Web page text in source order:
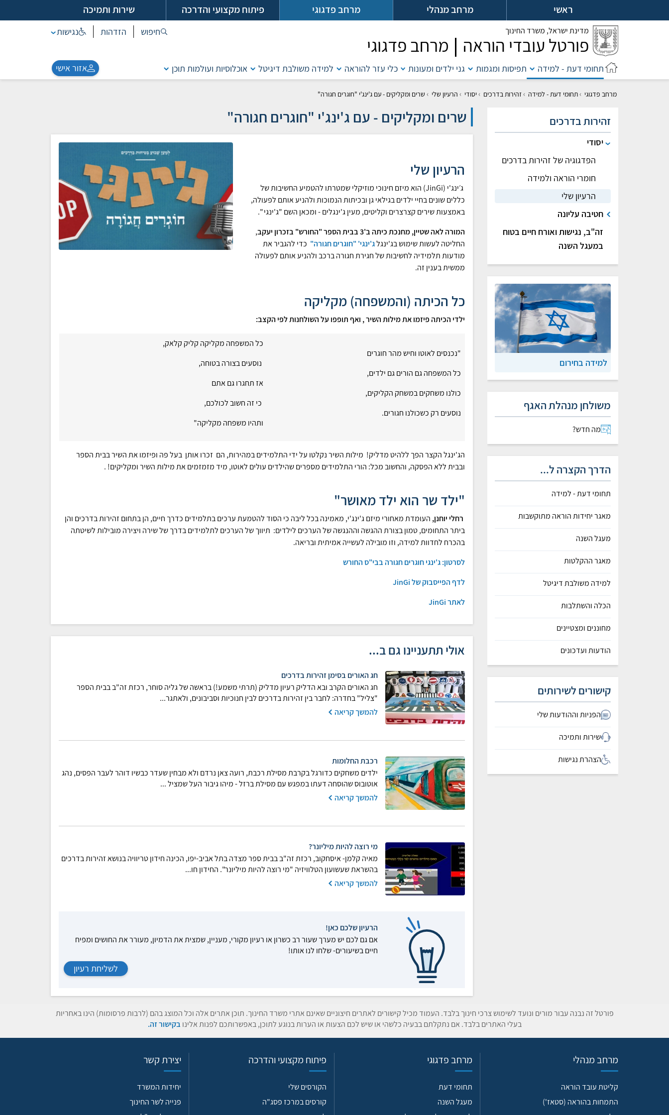
אל
ראשי מרחב מנהלי מרחב פדגוגי פיתוח מקצועי והדרכה שירות ותמיכה
מדינת ישראל, משרד החינוך
פורטל עובדי הוראה מרחב פדגוגי
חיפוש הזדהות נגישות
תחומי דעת - למידה תפיסות ומגמות גני ילדים ומעונות כלי עזר להוראה למידה משולבת דיגיטל אוכלוסיות ועולמות תוכן אזור אישי
מרחב פדגוגי ›תחומי דעת - למידה ›זהירות בדרכים ›יסודי › הרעיון שלי › שרים ומקליקים - עם ג'ינג'י "חוגרים חגורה"
שרים ומקליקים - עם ג'ינג'י "חוגרים חגורה"
הרעיון שלי
ג׳ינג'י (JinGi) הוא מיזם חינוכי מוזיקלי שמטרתו להטמיע החשיבות של
כללים שונים בחיי ילדים בגילאי גן ובכיתות הנמוכות ולהניע אותם לפעולה,
באמצעות שירים קצרצרים וקליטים, מעין ג'ינגלים - ומכאן השם "ג'ינגי ".
המורה לאה שטיין, מחנכת כיתה ב'3 בבית הספר "החורש" בזכרון יעקב
,
החליטה לעשות שימוש בג'ינגלג'ינגי' "חוגרים חגורה" כדי להגביר את
מודעות תלמידיה לחשיבות של חגירת חגורה ברכב ולהניע אותם לפעולה
ממשית בענין זה.
כל הכיתה (והמשפחה) מקליקה
ילדי הכיתה פיזמו את מילות השיר , ואף תופפו על השולחנות לפי הקצב:
"נכנסים לאוטו וחיש מהר חוגרים
כל המשפחה גם הורים גם ילדים,
כולנו משחקים במשחק הקליקים,
נוסעים רק כשכולנו חגורים.
כל המשפחה מקליקה קליק קלאק,
נוסעים בצורה בטוחה,
אז תחגרו גם אתם
כי זה חשוב לכולכם,
ותהיו משפחה מקליקה"
הג'ינגל הקצר הפך ללהיט מדליק! מילות השיר נקלטו על ידי התלמידים במהירות, הם זכרו אותן בעל פה ופיזמו את השיר בבית הספר
ובבית ללא הפסקה, והחשוב מכל: הורי התלמידים מספרים שהילדים עולים לאוטו, מיד מזמזמים את מילות השיר ומקליקים! .
"ילד שר הוא ילד מאושר"
רחלי יוחנן, העומדת מאחורי מיזם ג'ינג'י, מאמינה בכל ליבה כי הסוד להטמעת ערכים בתלמידים כדרך חיים, הן בתחום זהירות בדרכים והן
ביתר התחומים, טמון בצורת ההגשה וההנגשה של הערכים לילדים: תיווך של הערכים לתלמידים בדרך של שירה ויצירה מובילות לשיטתה
בהכרח לחדוות למידה, וזו מובילה לעשייה אמיתית ובריאה.
לסרטון: ג'ינגי חוגרים חגורה בבי"ס החורש
לדף הפייסבוק של JinGi
לאתר JinGi
אולי תתעניינו גם ב...
חג האורים בסימן זהירות בדרכים
חג האורים הקרב ובא הדליק רעיון מדליק (תרתי משמע!) בראשה של גליה סוחר, רכזת זה"ב בבית הספר
"צליל" בחדרה: לחבר בין זהירות בדרכים לבין חנוכיות וסביבונים, ולאתגר...
להמשך קריאה
רכבת החלומות
ילדים משחקים כדורגל בקרבת מסילת רכבת, רועה צאן נרדם ולא מבחין שעדר כבשיו דוהר לעבר הפסים, נהג
אוטובוס שהוסחה דעתו במפגש עם מסילת ברזל - מיהו גיבור העל שמציל ...
להמשך קריאה
מי רוצה להיות מיליונר?
מאיה קלמן- איסחקוב, רכזת זה"ב בבית ספר מצדה בתל אביב-יפו, הכינה חידון טריוויה בנושא זהירות בדרכים
בהשראת שעשועון הטלוויזיה "מי רוצה להיות מיליונר". החידון חו...
להמשך קריאה
הרעיון שלכם כאן!
אם גם לכם יש מערך שעור רב כשרון או רעיון מקורי, מעניין, שמצית את הדמיון, מעורר את החושים ומפיח
חיים בשיעורים- שלחו לנו אותו!
לשליחת רעיון
זהירות בדרכים
יסודי
הפדגוגיה של זהירות בדרכים
חומרי הוראה ולמידה
הרעיון שלי
חטיבה עליונה
זה"ב, נגישות ואורח חיים בטוח
במעגל השנה
למידה בחירום
משולחן מנהלת האגף
מה חדש?
הדרך הקצרה ל...
תחומי דעת - למידה
מאגר יחידות הוראה מתוקשבות
מעגל השנה
מאגר ההקלטות
למידה משולבת דיגיטל
הכלה והשתלבות
מחוננים ומצטיינים
הודעות ועדכונים
קישורים לשירותים
הפניות וההודעות שלי
שירות ותמיכה
הצהרת נגישות
פורטל זה נבנה עבור מורים ונועד לשימוש צרכי חינוך בלבד. העמוד מכיל קישורים לאתרים חיצוניים שאינם אתרי משרד החינוך. תוכן אתרים אלה וכל המוצג בהם (לרבות פרסומות) הינו באחריות
בעלי האתרים בלבד. אם נתקלתם בבעיה כלשהי או שיש לכם הצעות או הערות בנוגע לתוכן, באפשרותכם לפנות אלינו בקישור זה.
מרחב מנהלי
קליטת עובד הוראה
התמחות בהוראה (סטאז')
מרחב פדגוגי
תחומי דעת
מעגל השנה
פיתוח מקצועי והדרכה
הקורסים שלי
קורסים במרכז פסג"ה
יצירת קשר
יחידות המשרד
פנייה לשר החינוך